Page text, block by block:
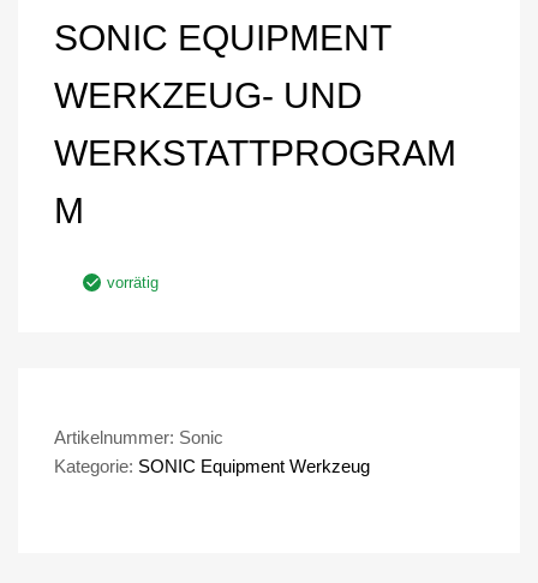
SONIC EQUIPMENT
WERKZEUG- UND
WERKSTATTPROGRAM
M
vorrätig
Artikelnummer: Sonic
Kategorie: SONIC Equipment Werkzeug